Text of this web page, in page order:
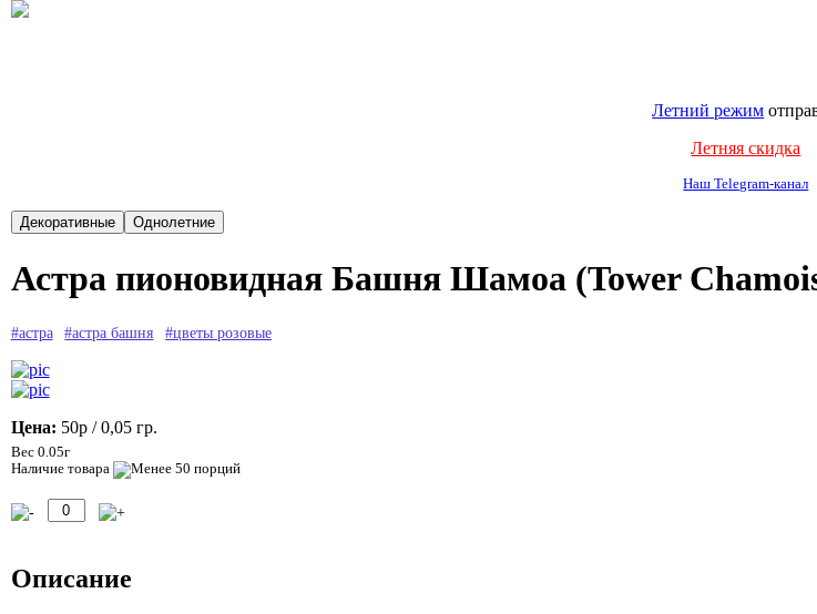
Летний режим
Летняя скидка
Наш Telegram-канал
Астра пионовидная Башня Шамоа (Tower
#астра #астра башня #цветы розовые
Цена: 50р / 0,05 гр.
Вес 0.05г
Наличие товара
Описание